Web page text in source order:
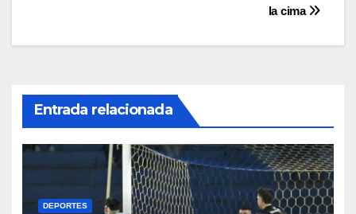
la cima
Entrada relacionada
DEPORTES